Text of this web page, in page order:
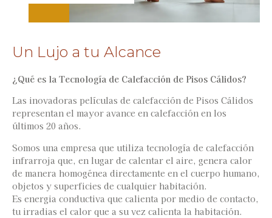
Un Lujo a tu Alcance
¿Qué es la Tecnología de Calefacción de Pisos Cálidos?
Las inovadoras películas de calefacción de Pisos Cálidos
representan el mayor avance en calefacción en los
últimos 20 años.
Somos una empresa que utiliza tecnología de calefacción
infrarroja que, en lugar de calentar el aire, genera calor
de manera homogénea directamente en el cuerpo humano,
objetos y superficies de cualquier habitación.
Es energia conductiva que calienta por medio de contacto,
tu irradias el calor que a su vez calienta la habitación.